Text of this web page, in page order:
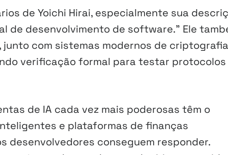
de Yoichi Hirai, especialmente sua
de desenvolvimento de software.” Ele
com sistemas modernos de
verificação formal para testar protocolos
de IA cada vez mais poderosas têm o
e plataformas de finanças
desenvolvedores conseguem responder.